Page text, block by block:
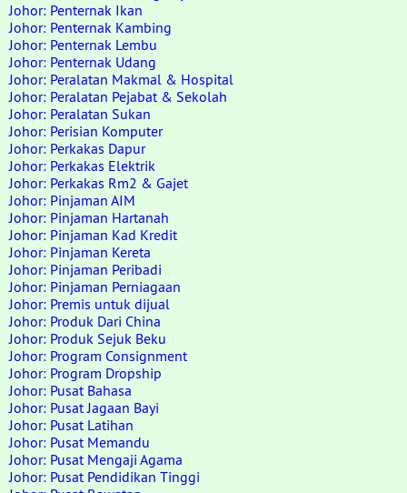
Johor: Penternak Ikan
Johor: Penternak Kambing
Johor: Penternak Lembu
Johor: Penternak Udang
Johor: Peralatan Makmal & Hospital
Johor: Peralatan Pejabat & Sekolah
Johor: Peralatan Sukan
Johor: Perisian Komputer
Johor: Perkakas Dapur
Johor: Perkakas Elektrik
Johor: Perkakas Rm2 & Gajet
Johor: Pinjaman AIM
Johor: Pinjaman Hartanah
Johor: Pinjaman Kad Kredit
Johor: Pinjaman Kereta
Johor: Pinjaman Peribadi
Johor: Pinjaman Perniagaan
Johor: Premis untuk dijual
Johor: Produk Dari China
Johor: Produk Sejuk Beku
Johor: Program Consignment
Johor: Program Dropship
Johor: Pusat Bahasa
Johor: Pusat Jagaan Bayi
Johor: Pusat Latihan
Johor: Pusat Memandu
Johor: Pusat Mengaji Agama
Johor: Pusat Pendidikan Tinggi